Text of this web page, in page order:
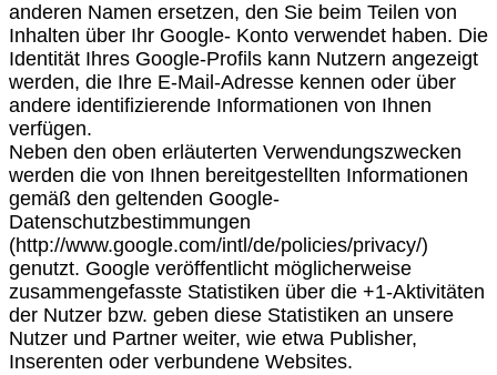
anderen Namen ersetzen, den Sie beim Teilen von
Inhalten über Ihr Google- Konto verwendet haben. Die
Identität Ihres Google-Profils kann Nutzern angezeigt
werden, die Ihre E-Mail-Adresse kennen oder über
andere identifizierende Informationen von Ihnen
verfügen.
Neben den oben erläuterten Verwendungszwecken
werden die von Ihnen bereitgestellten Informationen
gemäß den geltenden Google-
Datenschutzbestimmungen
(http://www.google.com/intl/de/policies/privacy/)
genutzt. Google veröffentlicht möglicherweise
zusammengefasste Statistiken über die +1-Aktivitäten
der Nutzer bzw. geben diese Statistiken an unsere
Nutzer und Partner weiter, wie etwa Publisher,
Inserenten oder verbundene Websites.